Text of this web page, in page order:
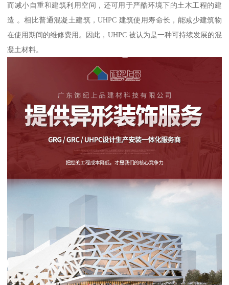
而减小自重和建筑利用空间，还可用于严酷环境下的土木工程的建
造 。相比普通混凝土建筑，UHPC 建筑使用寿命长，能减少建筑物
在使用期间的维修费用。因此，UHPC 被认为是一种可持续发展的混
凝土材料。